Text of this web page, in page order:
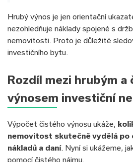
Hrubý výnos je jen orientační
nezohledňuje náklady spojené s
nemovitosti. Proto je důležité
investičního bytu.
Rozdíl mezi hrubým a
výnosem investiční
Výpočet čistého výnosu ukáže,
nemovitost skutečně vydělá po
nákladů a daní. Nyní si ukážeme,
pomocí čistého nájmu.